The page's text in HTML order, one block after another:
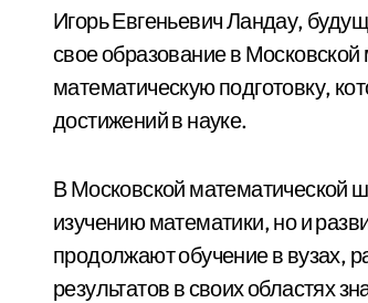
Игорь Евгеньевич Ландау,
свое образование в
математическую подготовку,
достижений в науке.
В Московской математической
изучению математики, но и
продолжают обучение в вузах,
результатов в своих областях